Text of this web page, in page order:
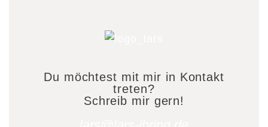
Du möchtest mit mir in Kontakt
treten?
Schreib mir gern!